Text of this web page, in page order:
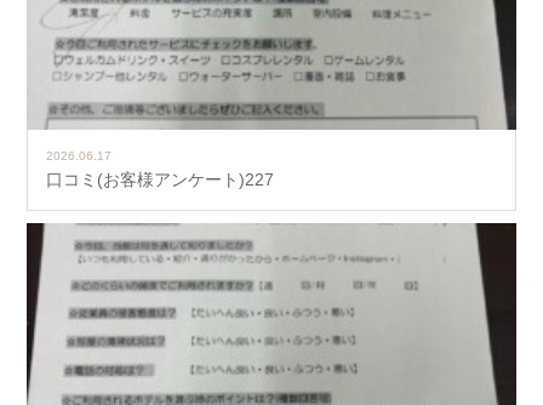
2026.06.17
口コミ(お客様アンケート)227